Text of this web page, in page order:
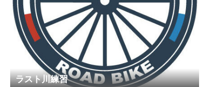
ラスト川練習